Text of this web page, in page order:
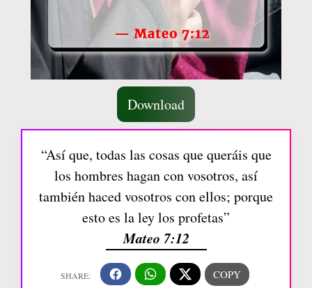
Download
“Así que, todas las cosas que queráis que
los hombres hagan con vosotros, así
también haced vosotros con ellos; porque
esto es la ley los profetas”
Mateo 7:12